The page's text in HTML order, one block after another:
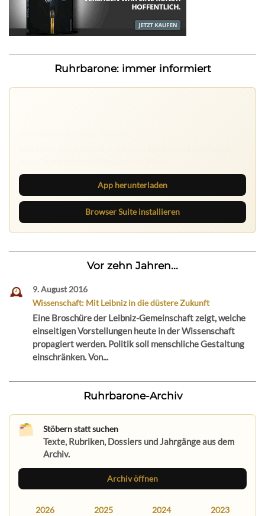
Ruhrbarone: immer informiert
App herunterladen
Browser Suite installieren
Vor zehn Jahren...
9. August 2016
Wissenschaft: Mit Leibniz in die düstere Zukunft
Eine Broschüre der Leibniz-Gemeinschaft zeigt, welche
einseitigen Vorstellungen heute in der Wissenschaft
propagiert werden. Politik soll menschliche Gestaltung
einschränken. Von...
Ruhrbarone-Archiv
Stöbern statt suchen
Texte, Rubriken, Dossiers und Jahrgänge aus dem
Archiv.
Archiv öffnen
2026 2025 2024 2023